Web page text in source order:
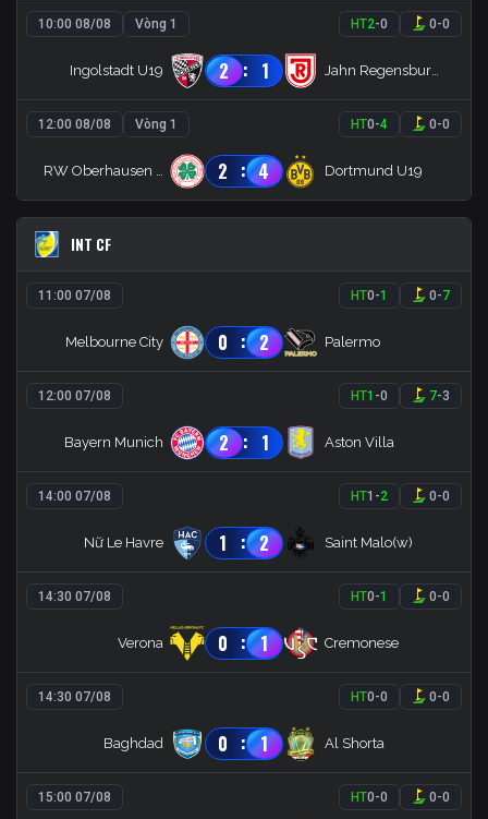
10:00 08/08 Vòng 1 HT2-0 0-0
Ingolstadt U19 2 : 1 Jahn Regensburg U19
12:00 08/08 Vòng 1 HT0-4 0-0
RW Oberhausen U19 2 : 4 Dortmund U19
INT CF
11:00 07/08 HT0-1 0-7
Melbourne City 0 : 2 Palermo
12:00 07/08 HT1 -0 7-3
Bayern Munich 2 : 1 Aston Villa
14:00 07/08 HT1 -2 0-0
Nữ Le Havre 1 : 2 Saint Malo(w)
14:30 07/08 HT0-1 0-0
Verona 0 : 1 Cremonese
14:30 07/08 HT0-0 0-0
Baghdad 0 : 1 Al Shorta
15:00 07/08 HT0-0 0-0